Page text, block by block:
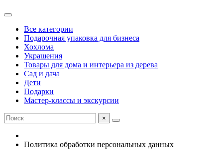
Все категории
Подарочная упаковка для бизнеса
Хохлома
Украшения
Товары для дома и интерьера из дерева
Сад и дача
Дети
Подарки
Мастер-классы и экскурсии
×
Политика обработки персональных данных